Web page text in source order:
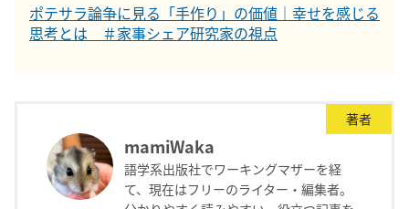
ポテサラ論争に見る「手作り」の価値｜幸せを感じる
思考とは ＃家事シェア研究家の視点
著者
mamiWaka
語学系出版社でワーキングマザーを経
て、現在はフリーのライター・編集者。